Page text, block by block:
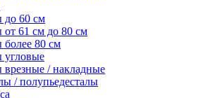
до 60 см
от 61 см до 80 см
более 80 см
угловые
врезные / накладные
/ полупьедесталы